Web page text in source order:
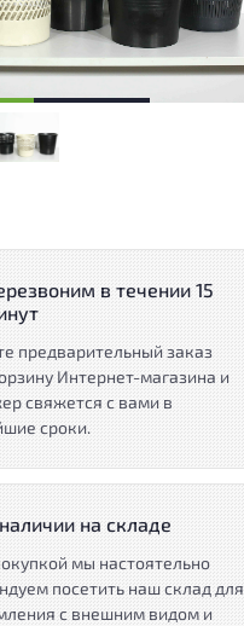
в течении 15
предварительный заказ
Интернет-магазина и
свяжется с вами в
сроки.
на складе
мы настоятельно
посетить наш склад для
с внешним видом и